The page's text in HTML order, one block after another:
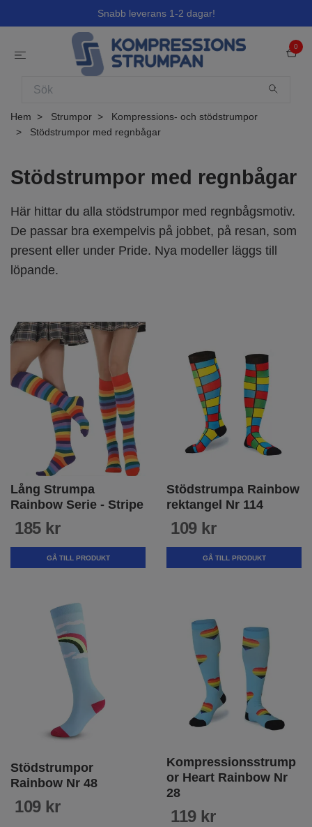
Snabb leverans 1-2 dagar!
0
Hem Strumpor
Kompressions- och stödstrumpor
Stödstrumpor med regnbågar
Stödstrumpor med regnbågar
Här hittar du alla stödstrumpor med regnbågsmotiv.
De passar bra exempelvis på jobbet, på resan, som
present eller under Pride. Nya modeller läggs till
löpande.
Lång Strumpa
Rainbow Serie - Stripe
185 kr
GÅ TILL PRODUKT
Stödstrumpa Rainbow
rektangel Nr 114
109 kr
GÅ TILL PRODUKT
Stödstrumpor
Rainbow Nr 48
109 kr
Kompressionsstrump
or Heart Rainbow Nr
28
119 kr